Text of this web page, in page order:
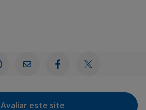
Avaliar este site